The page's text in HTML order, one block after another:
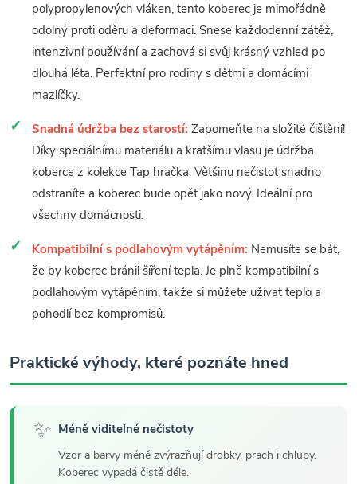
polypropylenových vláken, tento koberec je mimořádně
odolný proti oděru a deformaci. Snese každodenní zátěž,
intenzivní používání a zachová si svůj krásný vzhled po
dlouhá léta. Perfektní pro rodiny s dětmi a domácími
mazlíčky.
Snadná údržba bez starostí: Zapomeňte na složité čištění!
Díky speciálnímu materiálu a kratšímu vlasu je údržba
koberce z kolekce Tap hračka. Většinu nečistot snadno
odstraníte a koberec bude opět jako nový. Ideální pro
všechny domácnosti.
Kompatibilní s podlahovým vytápěním: Nemusíte se bát,
že by koberec bránil šíření tepla. Je plně kompatibilní s
podlahovým vytápěním, takže si můžete užívat teplo a
pohodlí bez kompromisů.
Praktické výhody, které poznáte hned
✨ Méně viditelné nečistoty
Vzor a barvy méně zvýrazňují drobky, prach i chlupy.
Koberec vypadá čistě déle.